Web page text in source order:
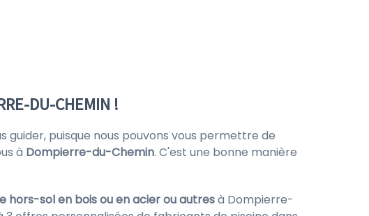
DU-CHEMIN !
guider, puisque nous pouvons vous permettre de
à Dompierre-du-Chemin. C'est une bonne manière
hors-sol en bois ou en acier ou autresà Dompierre-